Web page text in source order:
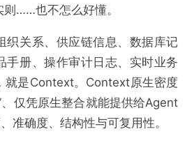
……也不怎么好懂。
织关系、供应链信息、数据库记
手册、操作审计日志、实时业务
就是Context。Context原生密度
、仅凭原生整合就能提供给Agent
准确度、结构性与可复用性。